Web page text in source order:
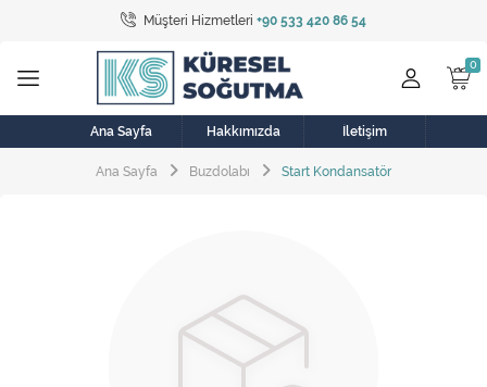
Müşteri Hizmetleri +90 533 420 86 54
Tüm Kategoriler
Bulaşık Makinesi
Buzdolabı
Çamaşır Kurutma Makinesi
Elektrikli Aksamlar
Elektrikli Süpürge
Ana Sayfa Hakkımızda İletişim
Ana Sayfa Buzdolabı Start Kondansatör